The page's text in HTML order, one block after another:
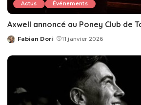
Actus Événements
Axwell annoncé au Poney Club de
Posted
Fabian Dori 11 janvier 2026